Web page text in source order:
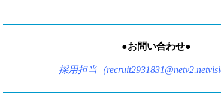
●お問い合わせ●
採用担当（